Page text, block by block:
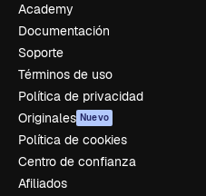
Academy
Documentación
Soporte
Términos de uso
Política de privacidad
Originales Nuevo
Política de cookies
Centro de confianza
Afiliados